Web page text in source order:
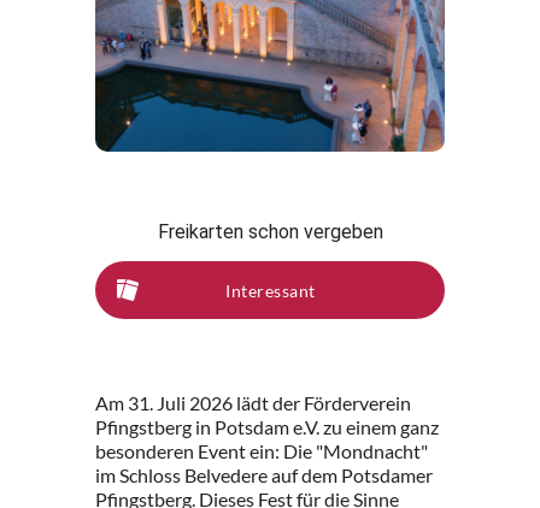
Freikarten schon vergeben
Interessant
Am 31. Juli 2026 lädt der Förderverein
Pfingstberg in Potsdam e.V. zu einem ganz
besonderen Event ein: Die "Mondnacht"
im Schloss Belvedere auf dem Potsdamer
Pfingstberg. Dieses Fest für die Sinne